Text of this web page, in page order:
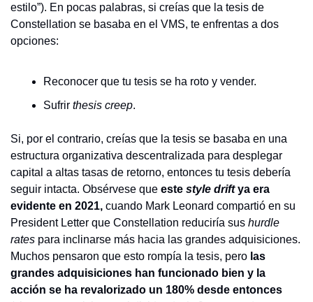
estilo”). En pocas palabras, si creías que la tesis de
Constellation se basaba en el VMS, te enfrentas a dos
opciones:
Reconocer que tu tesis se ha roto y vender.
Sufrir thesis creep.
Si, por el contrario, creías que la tesis se basaba en una
estructura organizativa descentralizada para desplegar
capital a altas tasas de retorno, entonces tu tesis debería
seguir intacta. Obsérvese que este style drift ya era
evidente en 2021, cuando Mark Leonard compartió en su
President Letter que Constellation reduciría sus hurdle
rates para inclinarse más hacia las grandes adquisiciones.
Muchos pensaron que esto rompía la tesis, pero las
grandes adquisiciones han funcionado bien y la
acción se ha revalorizado un 180% desde entonces